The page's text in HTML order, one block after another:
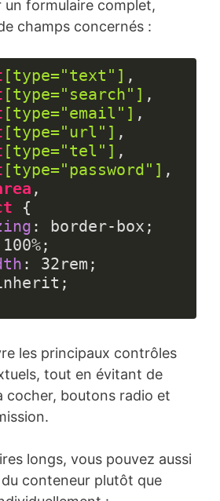
un formulaire complet,
champs concernés :
[type="text" ]
[type="search" ]
[type="email" ]
[type="url" ]
[type="tel" ]
[type="password" ]
{
: border-box;
100%;
: 32rem ;
les principaux contrôles
tout en évitant de
cocher, boutons radio et
longs, vous pouvez aussi
conteneur plutôt que